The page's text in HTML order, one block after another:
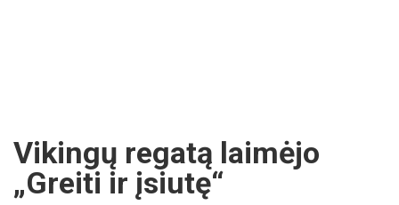
Vikingų regatą laimėjo
„Greiti ir įsiutę“